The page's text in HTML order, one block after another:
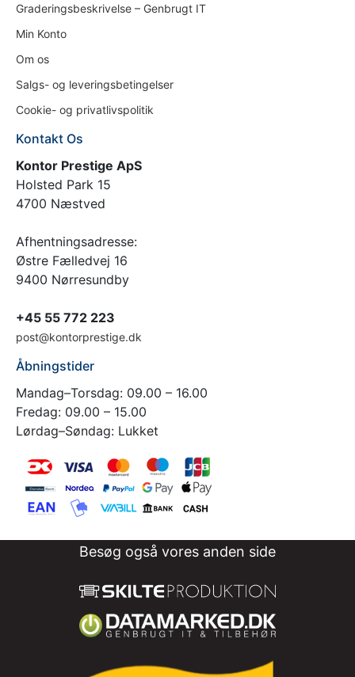
Graderingsbeskrivelse – Genbrugt IT
Min Konto
Om os
Salgs- og leveringsbetingelser
Cookie- og privatlivspolitik
Kontakt Os
Kontor Prestige ApS
Holsted Park 15
4700 Næstved
Afhentningsadresse:
Østre Fælledvej 16
9400 Nørresundby
+45 55 772 223
post@kontorprestige.dk
Åbningstider
Mandag–Torsdag: 09.00 – 16.00
Fredag: 09.00 – 15.00
Lørdag–Søndag: Lukket
Besøg også vores anden side